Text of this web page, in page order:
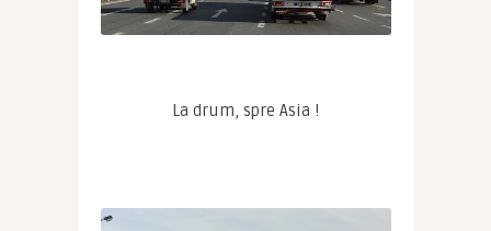
La drum, spre Asia !